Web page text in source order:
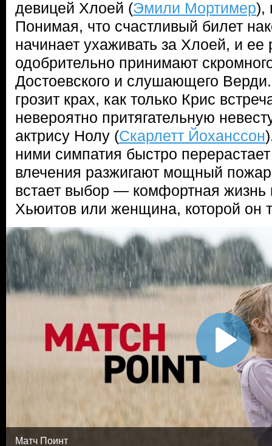
девицей Хлоей (Эмили Мортимер),
Понимая, что счастливый билет
начинает ухаживать за Хлоей, и ее
одобрительно принимают
Достоевского и слушающего
грозит крах, как только Крис
невероятно притягательную
актрису Нолу (Скарлетт Йоханссон
ними симпатия быстро
влечения разжигают мощный
встает выбор — комфортная жизнь
Хьюитов или женщина, которой он
Матч Поинт